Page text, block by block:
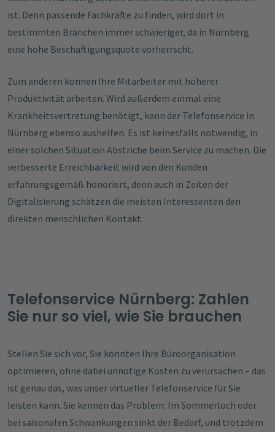
ist. Denn passende Fachkräfte zu finden, wird dort in
bestimmten Branchen immer schwieriger, da in Nürnberg
eine hohe Beschäftigungsquote vorherrscht.
Zum anderen können Ihre Mitarbeiter mit höherer
Produktivität arbeiten. Wird außerdem einmal eine
Krankheitsvertretung benötigt, kann der Telefonservice in
Nürnberg ebenso aushelfen. Es ist keinesfalls notwendig, in
einer solchen Situation Abstriche beim Service zu machen. Die
verbesserte Erreichbarkeit wird von den Kunden
erfahrungsgemäß honoriert, denn auch in Zeiten der
Digitalisierung schätzen die meisten Interessenten den
direkten menschlichen Kontakt.
Telefonservice Nürnberg: Zahlen
Sie nur so viel, wie Sie brauchen
Stellen Sie sich vor, Sie könnten Ihre Büroorganisation
optimieren, ohne dabei unnötige Kosten zu verursachen – das
ist genau das, was unser virtueller Telefonservice für Sie
leisten kann. Sie kennen das Problem: Im Sommerloch oder
bei saisonalen Schwankungen sinkt der Bedarf, und trotzdem